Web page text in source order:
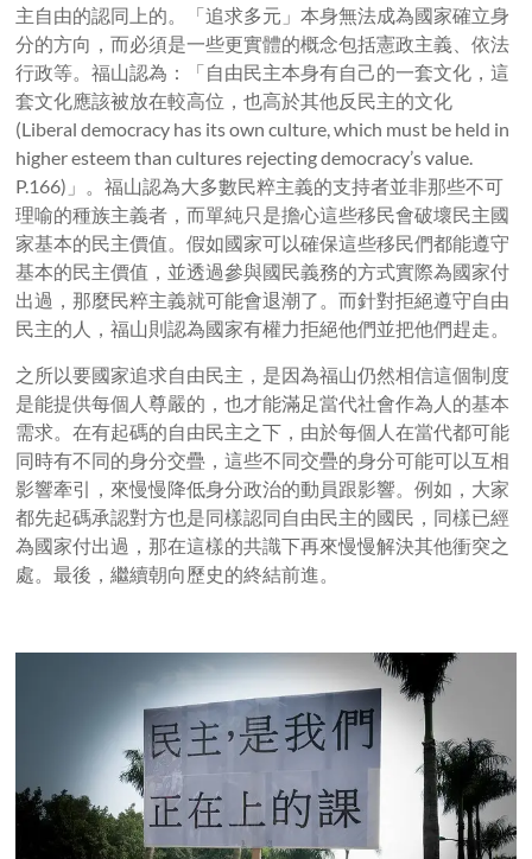
主自由的認同上的。「追求多元」本身無法成為國家確立身
分的方向，而必須是一些更實體的概念包括憲政主義、依法
行政等。福山認為：「自由民主本身有自己的一套文化，這
套文化應該被放在較高位，也高於其他反民主的文化
(Liberal democracy has its own culture, which must be held in
higher esteem than cultures rejecting democracy’s value.
P.166)」。福山認為大多數民粹主義的支持者並非那些不可
理喻的種族主義者，而單純只是擔心這些移民會破壞民主國
家基本的民主價值。假如國家可以確保這些移民們都能遵守
基本的民主價值，並透過參與國民義務的方式實際為國家付
出過，那麼民粹主義就可能會退潮了。而針對拒絕遵守自由
民主的人，福山則認為國家有權力拒絕他們並把他們趕走。
之所以要國家追求自由民主，是因為福山仍然相信這個制度
是能提供每個人尊嚴的，也才能滿足當代社會作為人的基本
需求。在有起碼的自由民主之下，由於每個人在當代都可能
同時有不同的身分交疊，這些不同交疊的身分可能可以互相
影響牽引，來慢慢降低身分政治的動員跟影響。例如，大家
都先起碼承認對方也是同樣認同自由民主的國民，同樣已經
為國家付出過，那在這樣的共識下再來慢慢解決其他衝突之
處。最後，繼續朝向歷史的終結前進。